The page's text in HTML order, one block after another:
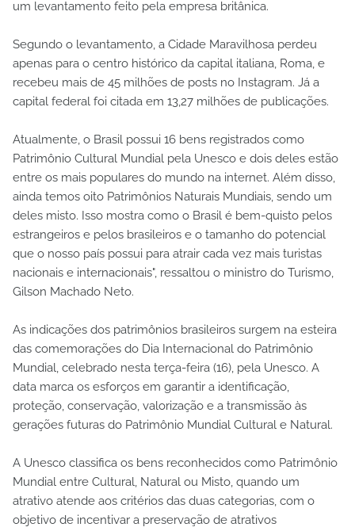
um levantamento feito pela empresa britânica.
Segundo o levantamento, a Cidade Maravilhosa perdeu
apenas para o centro histórico da capital italiana, Roma, e
recebeu mais de 45 milhões de posts no Instagram. Já a
capital federal foi citada em 13,27 milhões de publicações.
Atualmente, o Brasil possui 16 bens registrados como
Patrimônio Cultural Mundial pela Unesco e dois deles estão
entre os mais populares do mundo na internet. Além disso,
ainda temos oito Patrimônios Naturais Mundiais, sendo um
deles misto. Isso mostra como o Brasil é bem-quisto pelos
estrangeiros e pelos brasileiros e o tamanho do potencial
que o nosso país possui para atrair cada vez mais turistas
nacionais e internacionais", ressaltou o ministro do Turismo,
Gilson Machado Neto.
As indicações dos patrimônios brasileiros surgem na esteira
das comemorações do Dia Internacional do Patrimônio
Mundial, celebrado nesta terça-feira (16), pela Unesco. A
data marca os esforços em garantir a identificação,
proteção, conservação, valorização e a transmissão às
gerações futuras do Patrimônio Mundial Cultural e Natural.
A Unesco classifica os bens reconhecidos como Patrimônio
Mundial entre Cultural, Natural ou Misto, quando um
atrativo atende aos critérios das duas categorias, com o
objetivo de incentivar a preservação de atrativos